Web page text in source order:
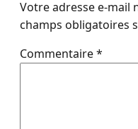
Votre adresse e-mail
champs obligatoires
Commentaire*